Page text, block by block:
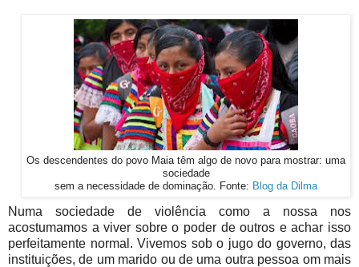
Os descendentes do povo Maia têm algo de novo para mostrar: uma
sociedade
sem a necessidade de dominação. Fonte: Blog da Dilma
Numa sociedade de violência como a nossa nos
acostumamos a viver sobre o poder de outros e achar isso
perfeitamente normal. Vivemos sob o jugo do governo, das
instituições, de um marido ou de uma outra pessoa om mais